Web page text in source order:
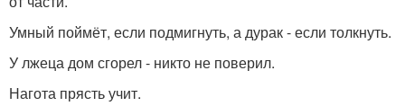
Умный поймёт, если подмигнуть, а дурак - если толкнуть.
У лжеца дом сгорел - никто не поверил.
Нагота прясть учит.